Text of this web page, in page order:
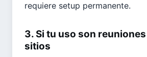
requiere setup permanente.
3. Si tu uso son
sitios